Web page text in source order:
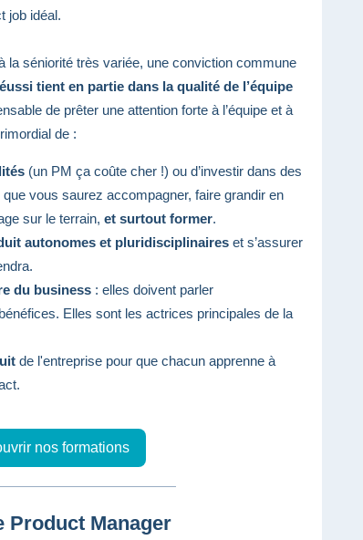
job idéal.
la séniorité très variée, une conviction commune
tient en partie dans la qualité de l’équipe
de prêter une attention forte à l’équipe et à
de :
(un PM ça coûte cher !) ou d’investir dans des
vous saurez accompagner, faire grandir en
sur le terrain, et surtout former.
autonomes et pluridisciplinaires et s’assurer
du business : elles doivent parler
Elles sont les actrices principales de la
de l'entreprise pour que chacun apprenne à
nos formations
Product Manager